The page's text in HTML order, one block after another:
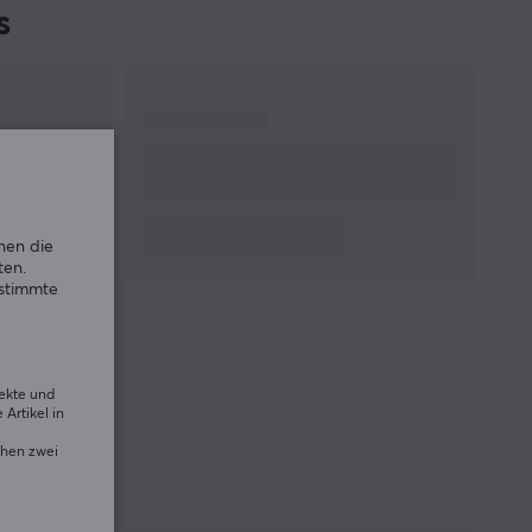
die
und
Artikel in
zwei